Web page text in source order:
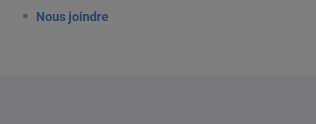
Nous joindre